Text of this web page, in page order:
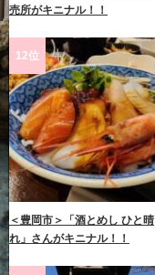
売所がキニナル！！
12位
＜豊岡市＞「酒とめし ひと晴
れ」さんがキニナル！！